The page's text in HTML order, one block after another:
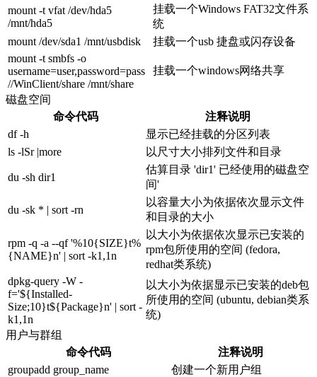
mount -t vfat /dev/hda5
/mnt/hda5
挂载一个Windows FAT32文件系
统
mount /dev/sda1 /mnt/usbdisk
挂载一个usb 捷盘或闪存设备
mount -t smbfs -o
username=user,password=pass
//WinClient/share /mnt/share
挂载一个windows网络共享
磁盘空间
命令代码
注释说明
df -h
显示已经挂载的分区列表
ls -lSr |more
以尺寸大小排列文件和目录
du -sh dir1
估算目录 'dir1' 已经使用的磁盘空
间'
du -sk * | sort -rn
以容量大小为依据依次显示文件
和目录的大小
rpm -q -a --qf '%10{SIZE}t%
{NAME}n' | sort -k1,1n
以大小为依据依次显示已安装的
rpm包所使用的空间 (fedora,
redhat类系统)
dpkg-query -W -
f='${Installed-
Size;10}t${Package}n' | sort -
k1,1n
以大小为依据显示已安装的deb包
所使用的空间 (ubuntu, debian类系
统)
用户与群组
命令代码
注释说明
groupadd group_name
创建一个新用户组